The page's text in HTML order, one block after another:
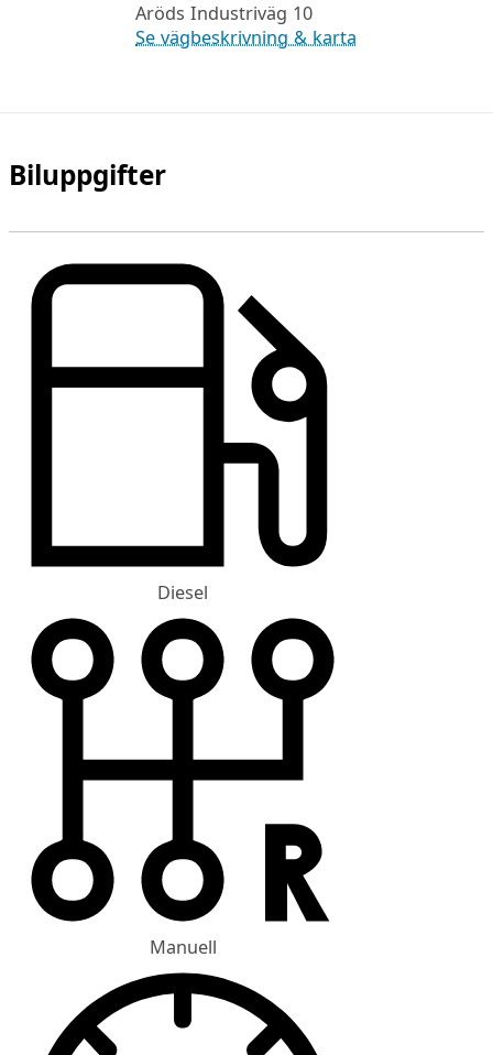
Aröds Industriväg 10
Se vägbeskrivning & karta
Biluppgifter
Diesel
Manuell